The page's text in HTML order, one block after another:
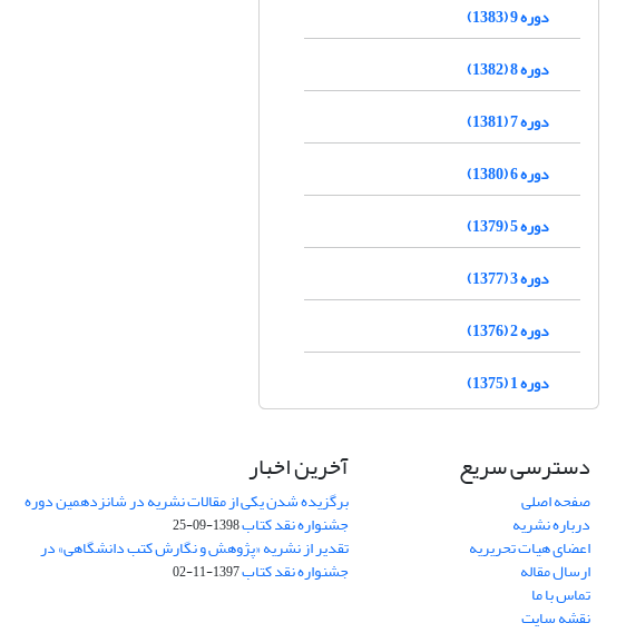
دوره 9 (1383)
دوره 8 (1382)
دوره 7 (1381)
دوره 6 (1380)
دوره 5 (1379)
دوره 3 (1377)
دوره 2 (1376)
دوره 1 (1375)
دسترسی سریع
صفحه اصلی
درباره نشریه
اعضای هیات تحریریه
ارسال مقاله
تماس با ما
نقشه سایت
آخرین اخبار
برگزیده شدن یکی از مقالات نشریه در شانزدهمین دوره
جشنواره نقد کتاب1398-09-25
تقدیر از نشریه «پژوهش و نگارش کتب دانشگاهی» در
جشنواره نقد کتاب1397-11-02